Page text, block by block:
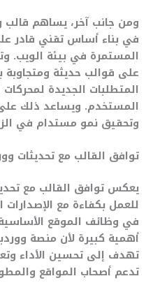
ومن جانب آخر، يساهم قالب
في بناء أساس تقني قادر
المستمرة في بيئة الويب.
على قوالب حديثة
المتطلبات الجديدة لمحركات
المستخدم. ويساعد ذلك على
وتحقيق نمو مستدام في
توافق القالب مع تحديثات
يعكس توافق القالب مع
للعمل بكفاءة مع الإصدارات
في وظائف الموقع
أهمية كبيرة لأن منصة
تهدف إلى تحسين الأداء
تدعم أصحاب المواقع